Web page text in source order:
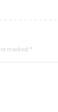
marked *